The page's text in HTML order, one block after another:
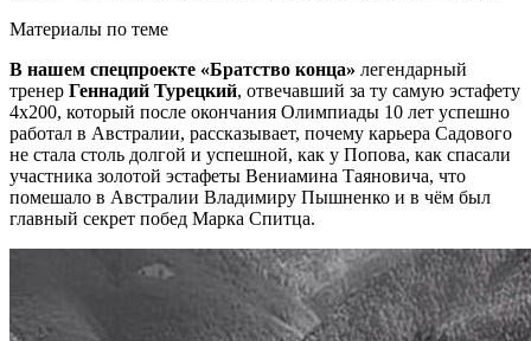
Материалы по теме
В нашем спецпроекте «Братство конца» легендарный
тренер Геннадий Турецкий, отвечавший за ту самую эстафету
4х200, который после окончания Олимпиады 10 лет успешно
работал в Австралии, рассказывает, почему карьера Садового
не стала столь долгой и успешной, как у Попова, как спасали
участника золотой эстафеты Вениамина Таяновича, что
помешало в Австралии Владимиру Пышненко и в чём был
главный секрет побед Марка Спитца.